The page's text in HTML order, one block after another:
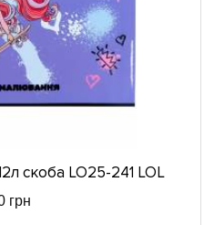
скоба LO25-241 LOL
грн